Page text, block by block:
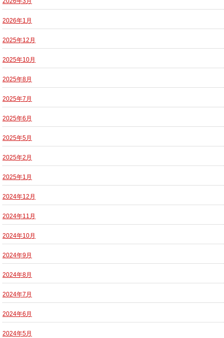
2026年1月
2025年12月
2025年10月
2025年8月
2025年7月
2025年6月
2025年5月
2025年2月
2025年1月
2024年12月
2024年11月
2024年10月
2024年9月
2024年8月
2024年7月
2024年6月
2024年5月